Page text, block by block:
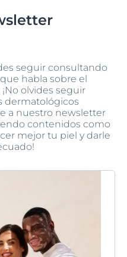
seguir consultando
habla sobre el
¡No olvides seguir
dermatológicos
a nuestro newsletter
contenidos como
mejor tu piel y darle